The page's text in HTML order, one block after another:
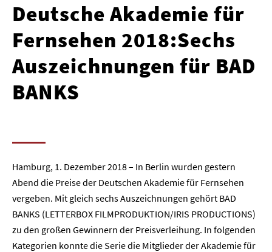
Deutsche Akademie für
Fernsehen 2018:Sechs
Auszeichnungen für BAD
BANKS
Hamburg, 1. Dezember 2018 – In Berlin wurden gestern
Abend die Preise der Deutschen Akademie für Fernsehen
vergeben. Mit gleich sechs Auszeichnungen gehört BAD
BANKS (LETTERBOX FILMPRODUKTION/IRIS PRODUCTIONS)
zu den großen Gewinnern der Preisverleihung. In folgenden
Kategorien konnte die Serie die Mitglieder der Akademie für